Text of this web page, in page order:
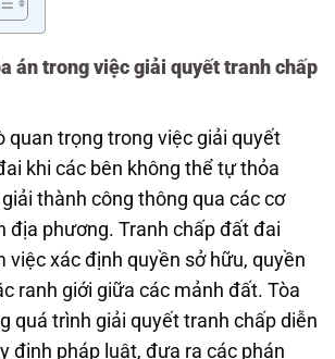
án trong việc giải quyết tranh chấp
quan trọng trong việc giải quyết
khi các bên không thể tự thỏa
thành công thông qua các cơ
địa phương. Tranh chấp đất đai
việc xác định quyền sở hữu, quyền
ranh giới giữa các mảnh đất. Tòa
quá trình giải quyết tranh chấp diễn
định pháp luật, đưa ra các phán